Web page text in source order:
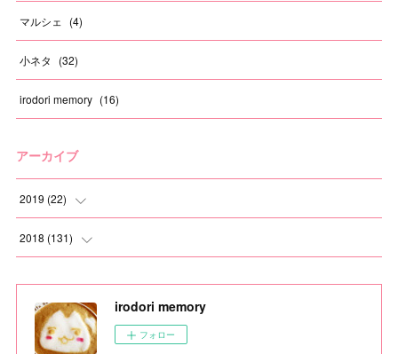
マルシェ (4)
小ネタ (32)
irodori memory (16)
アーカイブ
2019 (22)
(1)
(1)
(2)
2018 (131)
(4)
(9)
irodori memory
フォロー